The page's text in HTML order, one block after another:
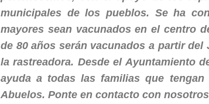
municipales de los pueblos. Se ha
mayores sean vacunados en el centro
de 80 años serán vacunados a partir
la rastreadora. Desde el Ayuntamiento
ayuda a todas las familias que
Abuelos. Ponte en contacto con